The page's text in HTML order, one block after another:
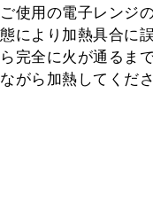
ご使用の電子レンジ
態により加熱具合に
ら完全に火が通るま
ながら加熱してくださ